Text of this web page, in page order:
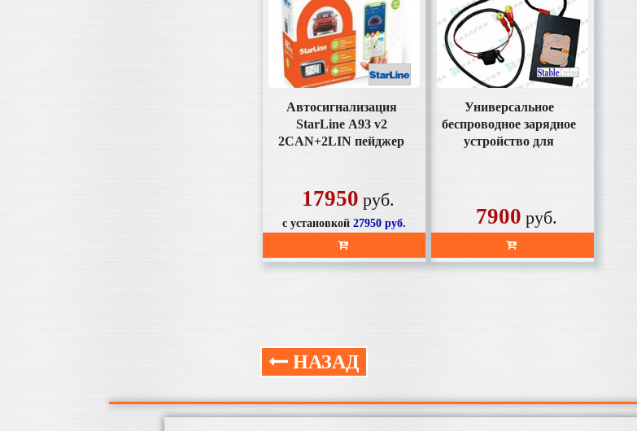
Автосигнализация
StarLine А93 v2
2CAN+2LIN пейджер
17950 руб.
с установкой27950 руб.
Универсальное
беспроводное зарядное
устройство для
7900 руб.
НАЗАД